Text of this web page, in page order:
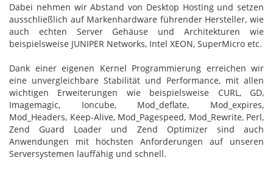
Dabei nehmen wir Abstand von Desktop Hosting und setzen
ausschließlich auf Markenhardware führender Hersteller, wie
auch echten Server Gehäuse und Architekturen wie
beispielsweise JUNIPER Networks, Intel XEON, SuperMicro etc.
Dank einer eigenen Kernel Programmierung erreichen wir
eine unvergleichbare Stabilität und Performance, mit allen
wichtigen Erweiterungen wie beispielsweise CURL, GD,
Imagemagic, Ioncube, Mod_deflate, Mod_expires,
Mod_Headers, Keep-Alive, Mod_Pagespeed, Mod_Rewrite, Perl,
Zend Guard Loader und Zend Optimizer sind auch
Anwendungen mit höchsten Anforderungen auf unseren
Serversystemen lauffähig und schnell.